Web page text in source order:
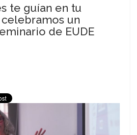
te guían en tu
un
de EUDE